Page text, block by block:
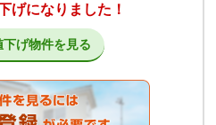
げになりました！
下げ物件を見る